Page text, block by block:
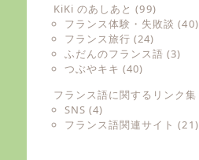
KiKi のあしあと (99)
フランス体験・失敗談 (40)
フランス旅行 (24)
ふだんのフランス語 (3)
つぶやキキ (40)
フランス語に関するリンク集
SNS (4)
フランス語関連サイト (21)